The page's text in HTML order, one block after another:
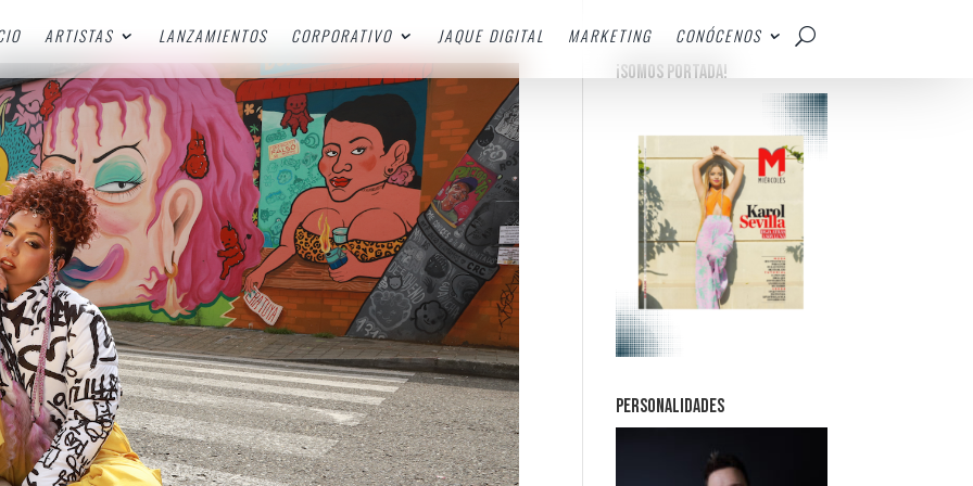
ARTISTAS LANZAMIENTOS CORPORATIVO JAQUE DIGITAL MARKETING
CONÓCENOS
¡SOMOS PORTADA!
PERSONALIDADES